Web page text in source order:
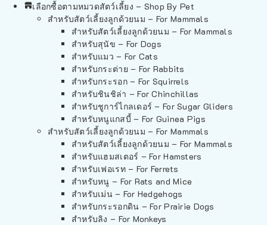
เลือกซื้อตามหมวดสัตว์เลี้ยง – Shop By Pet
สำหรับสัตว์เลี้ยงลูกด้วยนม – For Mammals
สำหรับสัตว์เลี้ยงลูกด้วยนม – For Mammals
สำหรับสุนัข – For Dogs
สำหรับแมว – For Cats
สำหรับกระต่าย – For Rabbits
สำหรับกระรอก – For Squirrels
สำหรับชินชิล่า – For Chinchillas
สำหรับชูการ์ไกลเดอร์ – For Sugar Gliders
สำหรับหนูแกสบี้ – For Guinea Pigs
สำหรับสัตว์เลี้ยงลูกด้วยนม – For Mammals
สำหรับสัตว์เลี้ยงลูกด้วยนม – For Mammals
สำหรับแฮมสเตอร์ – For Hamsters
สำหรับเฟอเรท – For Ferrets
สำหรับหนู – For Rats and Mice
สำหรับเม่น – For Hedgehogs
สำหรับกระรอกดิน – For Prairie Dogs
สำหรับลิง – For Monkeys